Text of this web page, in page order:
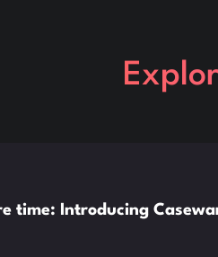
time: Introducing